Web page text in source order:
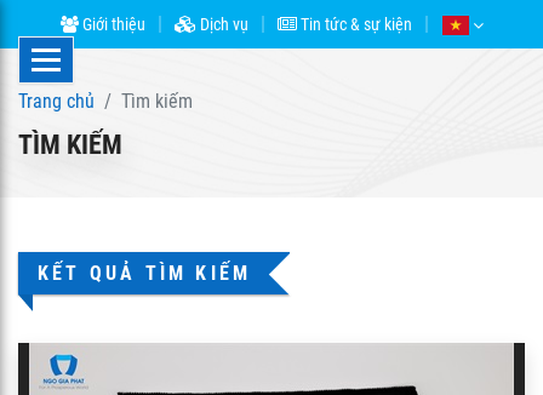
Giới thiệu Dịch vụ Tin tức & sự kiện
Trang chủ Tìm kiếm
TÌM KIẾM
KẾT QUẢ TÌM KIẾM